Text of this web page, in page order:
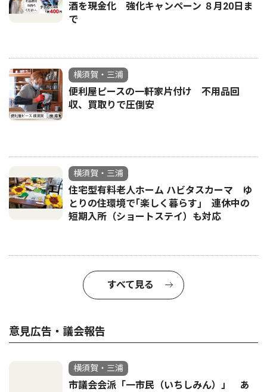
酒を現金化 強化キャンペーン ８月20日ま
で
横須賀・三浦
便利屋ピースの一軒家片付け 不用品回
収、買取りで圧倒安
横須賀・三浦
住宅型有料老人ホーム ハビタスカーマ ゆ
とりの住環境で｢楽しく暮らす｣ 連休中の
短期入所（ショートステイ）も対応
すべて見る
意見広告・議会報告
横須賀・三浦
市議会会派「一市民（いちしみん）」 あ